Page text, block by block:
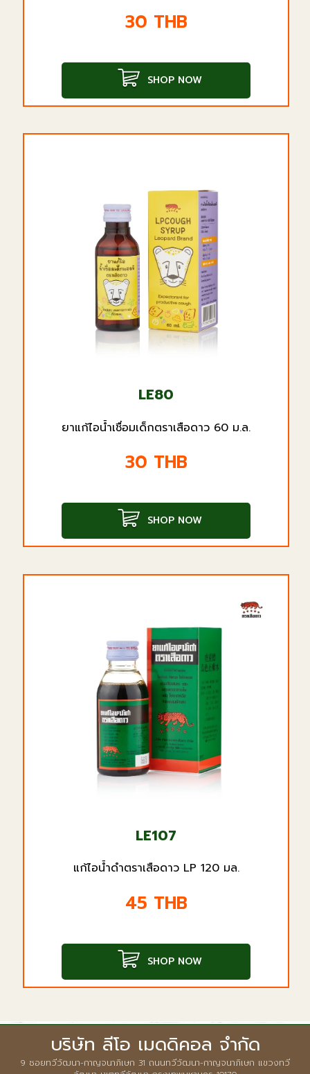
30 THB
SHOP NOW
LE80
ยาแก้ไอน้ำเชื่อมเด็กตราเสือดาว 60 ม.ล.
30 THB
SHOP NOW
LE107
แก้ไอน้ำดำตราเสือดาว LP 120 มล.
45 THB
SHOP NOW
บริษัท ลีโอ เมดดิคอล จำกัด
9 ซอยทวีวัฒนา-กาญจนาภิเษก 31 ถนนทวีวัฒนา-กาญจนาภิเษก แขวงทวี